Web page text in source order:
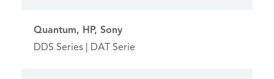
Quantum, HP, Sony
DDS Series | DAT Serie